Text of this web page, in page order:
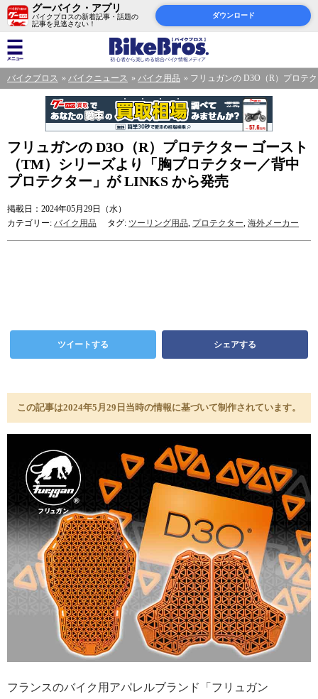
グーバイク・アプリ
バイクブロスの新着記事・話題の
記事を見逃さない！
ダウンロード
バイクブロス バイクニュース バイク用品 フリュガンの D3O（R）プロテ
フリュガンの D3O（R）プロテクター ゴースト
（TM）シリーズより「胸プロテクター／背中
プロテクター」が LINKS から発売
掲載日：2024年05月29日（水）
カテゴリー: バイク用品 タグ: ツーリング用品, プロテクター, 海外メーカー
ツイートする シェアする
この記事は2024年5月29日当時の情報に基づいて制作されています。
フランスのバイク用アパレルブランド「フリュガン